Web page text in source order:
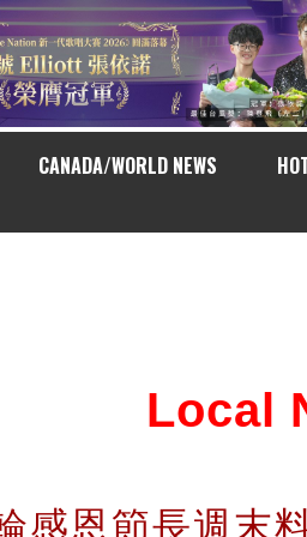
CANADA/WORLD NEWS
Local
感恩節長週末